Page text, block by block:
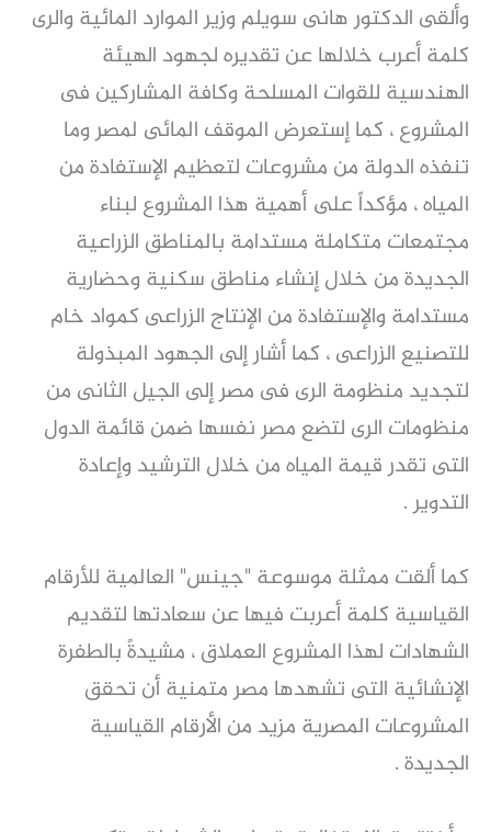
وألقى الدكتور هانى سويلم وزير الموارد المائية والرى
كلمة أعرب خلالها عن تقديره لجهود الهيئة
الهندسية للقوات المسلحة وكافة المشاركين فى
المشروع ، كما إستعرض الموقف المائى لمصر وما
تنفذه الدولة من مشروعات لتعظيم الإستفادة من
المياه ، مؤكداً على أهمية هذا المشروع لبناء
مجتمعات متكاملة مستدامة بالمناطق الزراعية
الجديدة من خلال إنشاء مناطق سكنية وحضارية
مستدامة والإستفادة من الإنتاج الزراعى كمواد خام
للتصنيع الزراعى ، كما أشار إلى الجهود المبذولة
لتجديد منظومة الرى فى مصر إلى الجيل الثانى من
منظومات الرى لتضع مصر نفسها ضمن قائمة الدول
التى تقدر قيمة المياه من خلال الترشيد وإعادة
التدوير .
كما ألقت ممثلة موسوعة "جينس" العالمية للأرقام
القياسية كلمة أعربت فيها عن سعادتها لتقديم
الشهادات لهذا المشروع العملاق ، مشيدةً بالطفرة
الإنشائية التى تشهدها مصر متمنية أن تحقق
المشروعات المصرية مزيد من الأرقام القياسية
الجديدة .